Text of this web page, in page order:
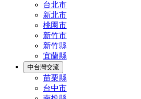
台北市
新北市
桃園市
新竹市
新竹縣
宜蘭縣
中台灣交流
苗栗縣
台中市